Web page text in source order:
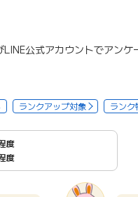
公式アカウントでアン
ランクアップ対象 ランク
度
度